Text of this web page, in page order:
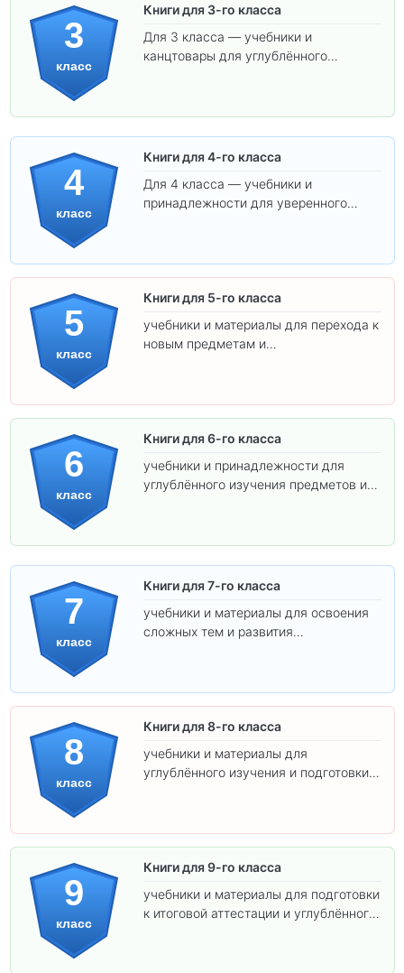
3
класс
Книги для 3-го класса
Для 3 класса — учебники и
канцтовары для углублённого
4
класс
Книги для 4-го класса
Для 4 класса — учебники и
принадлежности для уверенного
5
класс
Книги для 5-го класса
учебники и материалы для перехода к
новым предметам и
6
класс
Книги для 6-го класса
учебники и принадлежности для
углублённого изучения предметов и
7
класс
Книги для 7-го класса
учебники и материалы для освоения
сложных тем и развития
8
класс
Книги для 8-го класса
учебники и материалы для
углублённого изучения и подготовки к
9
класс
Книги для 9-го класса
учебники и материалы для подготовки
к итоговой аттестации и углублённого